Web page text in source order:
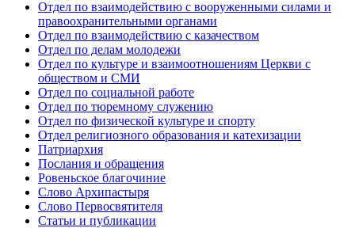
Отдел по взаимодействию с вооруженными силами и
правоохранительными органами
Отдел по взаимодействию с казачеством
Отдел по делам молодежи
Отдел по культуре и взаимоотношениям Церкви с
обществом и СМИ
Отдел по социальной работе
Отдел по тюремному служению
Отдел по физической культуре и спорту
Отдел религиозного образования и катехизации
Патриархия
Послания и обращения
Ровеньское благочиние
Слово Архипастыря
Слово Первосвятителя
Статьи и публикации